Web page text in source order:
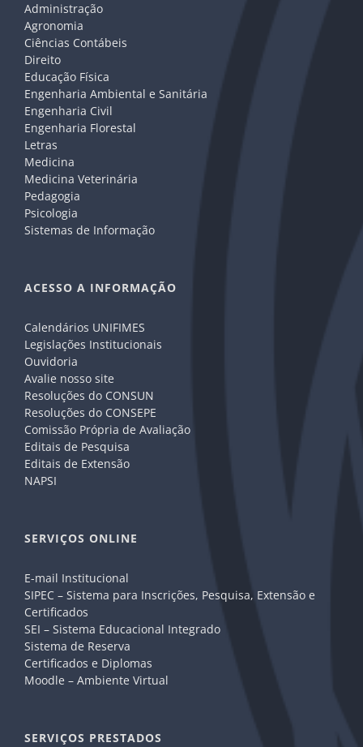
Administração
Agronomia
Ciências Contábeis
Direito
Educação Física
Engenharia Ambiental e Sanitária
Engenharia Civil
Engenharia Florestal
Letras
Medicina
Medicina Veterinária
Pedagogia
Psicologia
Sistemas de Informação
ACESSO A INFORMAÇÃO
Calendários UNIFIMES
Legislações Institucionais
Ouvidoria
Avalie nosso site
Resoluções do CONSUN
Resoluções do CONSEPE
Comissão Própria de Avaliação
Editais de Pesquisa
Editais de Extensão
NAPSI
SERVIÇOS ONLINE
E-mail Institucional
SIPEC – Sistema para Inscrições, Pesquisa, Extensão e
Certificados
SEI – Sistema Educacional Integrado
Sistema de Reserva
Certificados e Diplomas
Moodle – Ambiente Virtual
SERVIÇOS PRESTADOS